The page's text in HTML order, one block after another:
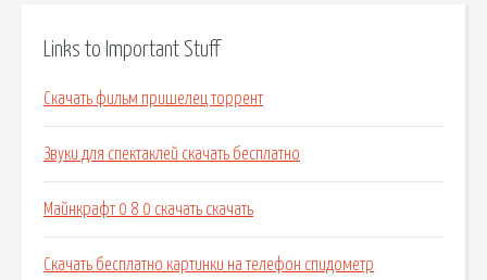
Links to Important Stuff
Скачать фильм пришелец торрент
Звуки для спектаклей скачать бесплатно
Майнкрафт 0 8 0 скачать скачать
Скачать бесплатно картинки на телефон спидометр